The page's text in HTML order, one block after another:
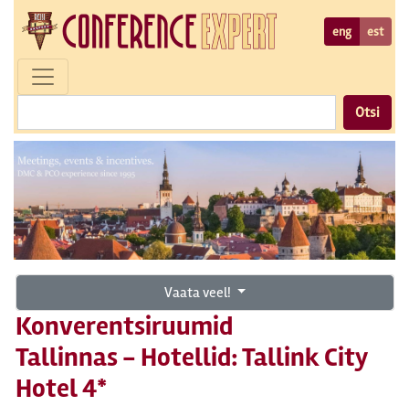
eng est
Otsi
Vaata veel!
Konverentsiruumid
Tallinnas - Hotellid: Tallink City
Hotel 4*